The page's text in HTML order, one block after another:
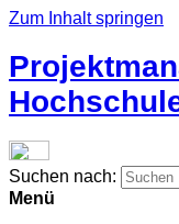
Zum Inhalt springen
Suchen nach:
Menü